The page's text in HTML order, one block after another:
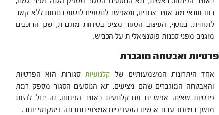
רוח ותנאי מזג אוויר אחרים, ומאפשר לנוסעים לנסוע בנוחות ללא קשר
לתחזית. בנוסף, העיצוב הסגור מציע בטיחות מוגברת, שכן הרוכבים
מוגנים מפני סכנות פוטנציאליות על הכביש.
פרטיות ואבטחה מוגברת
אחד היתרונות המשמעותיים של קלנועיותסגורות הוא הפרטיות
והאבטחה המוגברים שהם מציעים. תא הנוסעים הסגור מספק רמת
פרטיות שאינה אפשרית עם קלנועית באוויר הפתוח. זה יכול להיות
מושך במיוחד עבור אנשים המעדיפים אמצעי תחבורה דיסקרטי יותר.